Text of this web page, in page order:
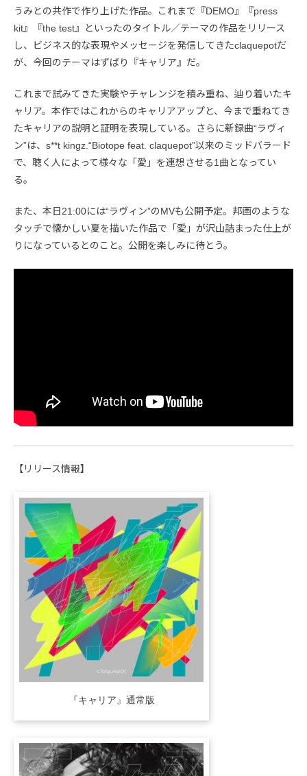
うみとの共作で作り上げた作品。これまで『DEMO』『press
kit』『the test』といったのタイトル／テーマの作品をリリース
し、ビジネス的な表現やメッセージを発信してきたclaquepotだ
が、今回のテーマはずばり『キャリア』だ。
これまで試みてきた実験やチャレンジを積み重ね、辿り着いたキ
ャリア。本作ではこれからのキャリアアップと、今まで重ねてき
たキャリアの説明と証明を表現している。さらに新録曲“ラヴィ
ン”は、s**t kingz.“Biotope feat. claquepot”以来のミッドバラード
で、聴く人によって様々な「愛」を連想させる1曲となってい
る。
また、本日21:00には“ラヴィン”のMVも公開予定。邦画のような
タッチで懐かしい夏を描いた作品で「愛」が沢山詰まった仕上が
りになっているとのこと。公開を楽しみに待とう。
【リリース情報】
『キャリア』通常版